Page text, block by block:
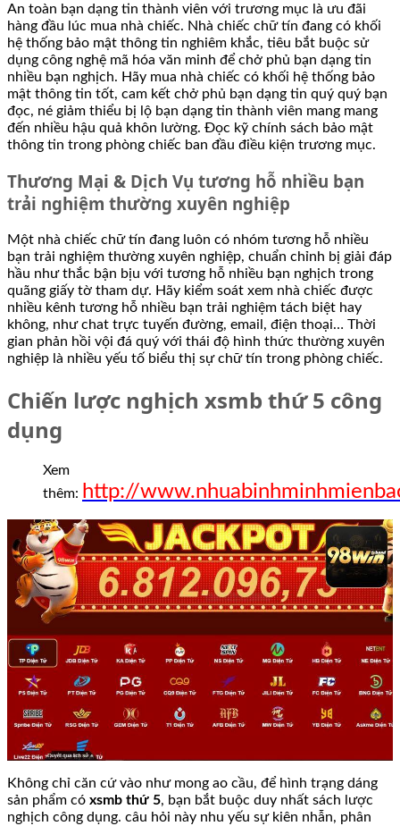
An toàn bạn dạng tin thành viên với trương mục là ưu đãi
hàng đầu lúc mua nhà chiếc. Nhà chiếc chữ tín đang có khối
hệ thống bảo mật thông tin nghiêm khắc, tiêu bắt buộc sử
dụng công nghệ mã hóa văn minh để chở phủ bạn dạng tin
nhiều bạn nghịch. Hãy mua nhà chiếc có khối hệ thống bảo
mật thông tin tốt, cam kết chở phủ bạn dạng tin quý quý bạn
đọc, né giảm thiểu bị lộ bạn dạng tin thành viên mang mang
đến nhiều hậu quả khôn lường. Đọc kỹ chính sách bảo mật
thông tin trong phòng chiếc ban đầu điều kiện trương mục.
Thương Mại & Dịch Vụ tương hỗ nhiều bạn
trải nghiệm thường xuyên nghiệp
Một nhà chiếc chữ tín đang luôn có nhóm tương hỗ nhiều
bạn trải nghiệm thường xuyên nghiệp, chuẩn chỉnh bị giải đáp
hầu như thắc bận bịu với tương hỗ nhiều bạn nghịch trong
quãng giấy tờ tham dự. Hãy kiểm soát xem nhà chiếc được
nhiều kênh tương hỗ nhiều bạn trải nghiệm tách biệt hay
không, như chat trực tuyến đường, email, điện thoại… Thời
gian phản hồi vội đá quý với thái độ hình thức thường xuyên
nghiệp là nhiều yếu tố biểu thị sự chữ tín trong phòng chiếc.
Chiến lược nghịch xsmb thứ 5 công
dụng
Xem
thêm: http://
Không chỉ căn cứ vào như mong ao cầu, để hình trạng dáng
sản phẩm có xsmb thứ 5, bạn bắt buộc duy nhất sách lược
nghịch công dụng. câu hỏi này nhu yếu sự kiên nhẫn, phân